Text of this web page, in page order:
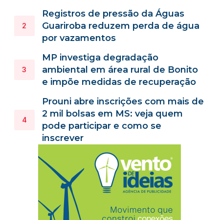
Registros de pressão da Águas
Guariroba reduzem perda de água
por vazamentos
MP investiga degradação
ambiental em área rural de Bonito
e impõe medidas de recuperação
Prouni abre inscrições com mais de
2 mil bolsas em MS: veja quem
pode participar e como se
inscrever